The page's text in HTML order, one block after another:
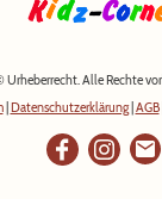
Urheberrecht. Alle Rechte
| Datenschutzerklärung| AGB|